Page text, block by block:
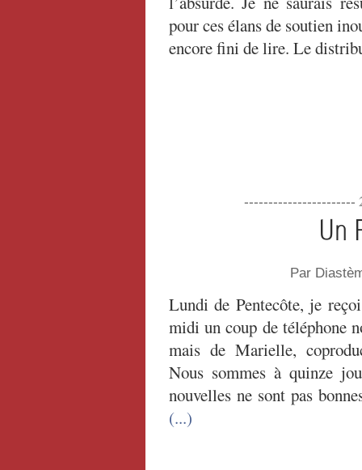
pour ces élans de soutien
encore fini de lire. Le
-----------------------
Un
Par
Lundi de Pentecôte, je
midi un coup de téléphone
mais de Marielle,
Nous sommes à quinze
nouvelles ne sont pas
(...)